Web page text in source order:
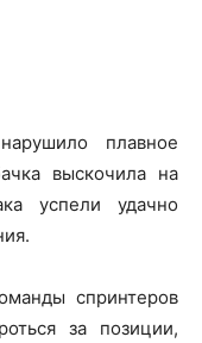
плавное
выскочила на
успели удачно
спринтеров
за позиции,